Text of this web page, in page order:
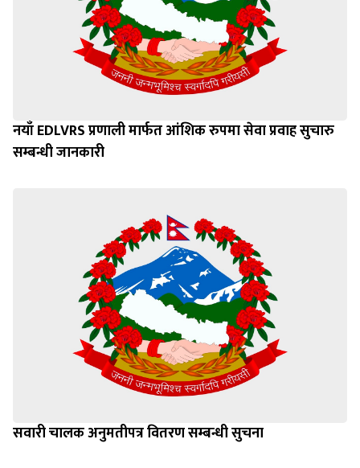
नयाँ EDLVRS प्रणाली मार्फत आंशिक रुपमा सेवा प्रवाह सुचारु
सम्बन्धी जानकारी
सवारी चालक अनुमतीपत्र वितरण सम्बन्धी सुचना